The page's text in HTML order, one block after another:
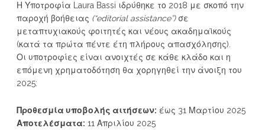
Η Υποτροφία Laura Bassi ιδρύθηκε το 2018 με σκοπό την
παροχή βοήθειας (“editorial assistance”)σε
μεταπτυχιακούς φοιτητές και νέους ακαδημαϊκούς
(κατά τα πρώτα πέντε έτη πλήρους απασχόλησης).
Οι υποτροφίες είναι ανοιχτές σε κάθε κλάδο και η
επόμενη χρηματοδότηση θα χορηγηθεί την άνοιξη του
2025:
Προθεσμία υποβολής αιτήσεων: έως 31 Μαρτίου 2025
Αποτελέσματα: 11 Απριλίου 2025